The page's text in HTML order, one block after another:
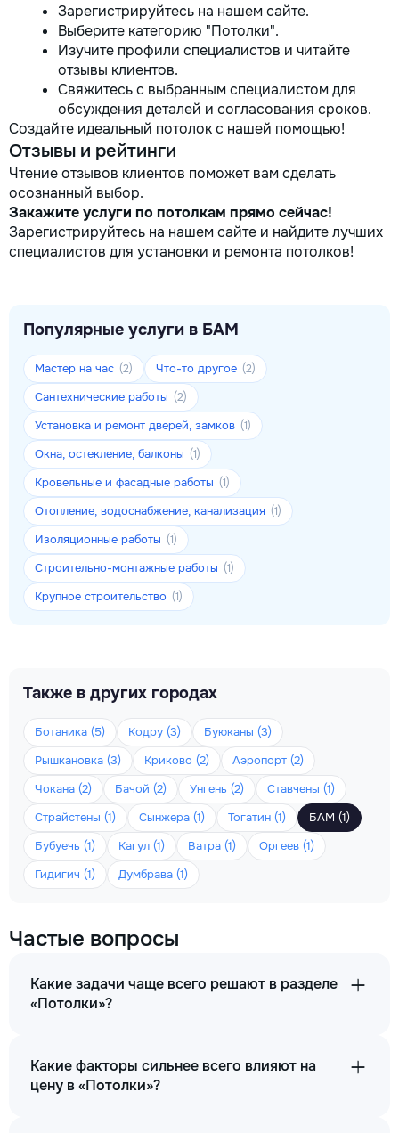
Зарегистрируйтесь на нашем сайте.
Выберите категорию "Потолки".
Изучите профили специалистов и читайте
отзывы клиентов.
Свяжитесь с выбранным специалистом для
обсуждения деталей и согласования сроков.
Создайте идеальный потолок с нашей помощью!
Отзывы и рейтинги
Чтение отзывов клиентов поможет вам сделать
осознанный выбор.
Закажите услуги по потолкам прямо сейчас!
Зарегистрируйтесь на нашем сайте и найдите лучших
специалистов для установки и ремонта потолков!
Популярные услуги в БАМ
Мастер на час (2) Что-то другое (2)
Сантехнические работы (2)
Установка и ремонт дверей, замков (1)
Окна, остекление, балконы (1)
Кровельные и фасадные работы (1)
Отопление, водоснабжение, канализация (1)
Изоляционные работы (1)
Строительно-монтажные работы (1)
Крупное строительство (1)
Также в других городах
Ботаника (5) Кодру (3)
Буюканы (3)
Рышкановка (3)
Криково (2)
Аэропорт (2)
Чокана (2)
Бачой (2) Унгень (2)
Ставчены (1)
Страйстены (1)
Сынжера (1) Тогатин (1)
БАМ (1)
Бубуечь (1)
Кагул (1) Ватра (1)
Оргеев (1)
Гидигич (1)
Думбрава (1)
Частые вопросы
Какие задачи чаще всего решают в разделе
«Потолки»?
Какие факторы сильнее всего влияют на
цену в «Потолки»?